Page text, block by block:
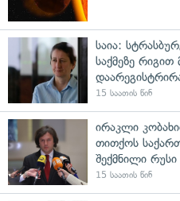
საია:
საქმეზე რიგით
15 საათის წინ
ირაკლი
თითქოს
შექმნილი
15 საათის წინ